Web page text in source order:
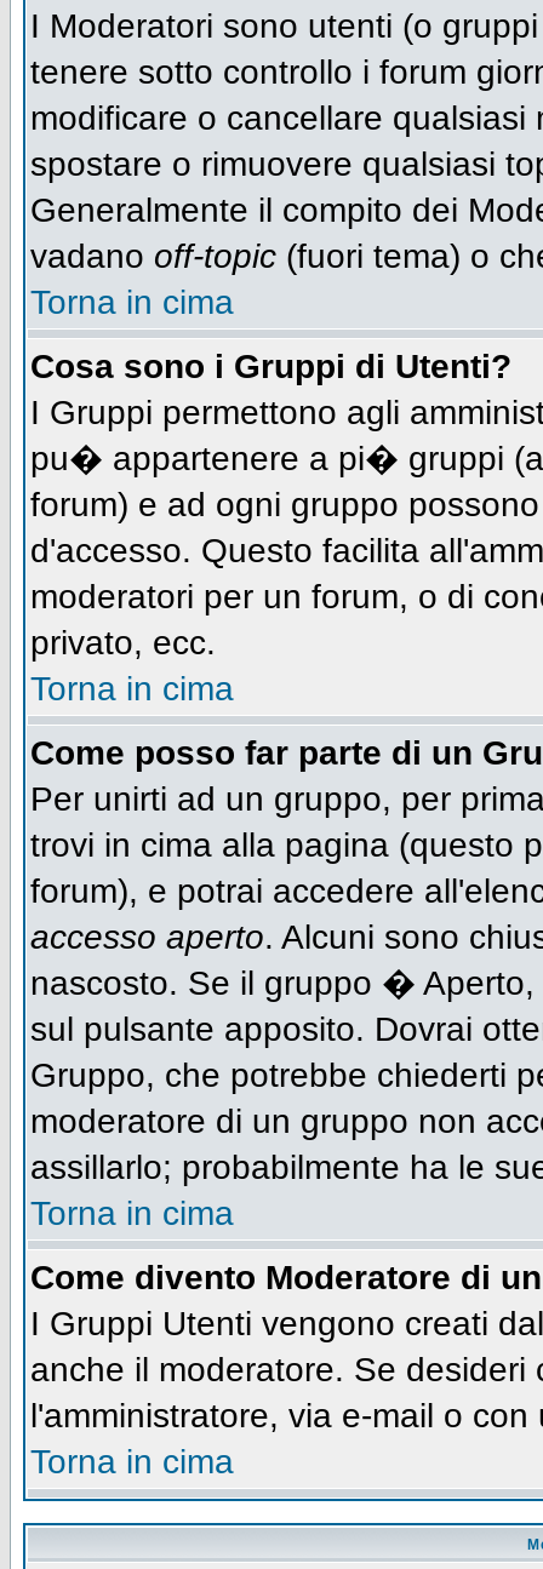
I Moderatori sono utenti (o
tenere sotto controllo i forum
modificare o cancellare
spostare o rimuovere qualsiasi
Generalmente il compito dei
vadano off-topic (fuori tema) o
Torna in cima
Cosa sono i Gruppi di Utenti?
I Gruppi permettono agli
pu� appartenere a pi� gruppi
forum) e ad ogni gruppo
d'accesso. Questo facilita
moderatori per un forum, o di
privato, ecc.
Torna in cima
Come posso far parte di un
Per unirti ad un gruppo, per
trovi in cima alla pagina (questo
forum), e potrai accedere
accesso aperto. Alcuni sono
nascosto. Se il gruppo �
sul pulsante apposito. Dovrai
Gruppo, che potrebbe chiederti
moderatore di un gruppo non
assillarlo; probabilmente ha le
Torna in cima
Come divento Moderatore di
I Gruppi Utenti vengono creati
anche il moderatore. Se
l'amministratore, via e-mail o
Torna in cima